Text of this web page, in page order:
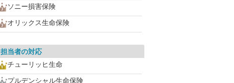
ソニー損害保険
オリックス生命保険
担当者の対応
チューリッヒ生命
プルデンシャル生命保険